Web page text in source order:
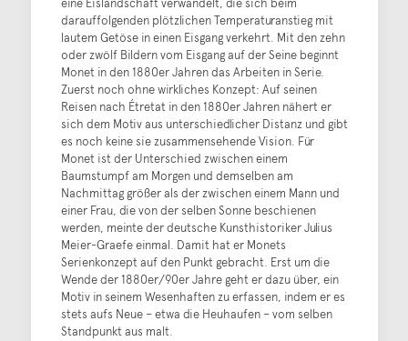
darauffolgenden plötzlichen Temperaturanstieg mit
lautem Getöse in einen Eisgang verkehrt. Mit den zehn
oder zwölf Bildern vom Eisgang auf der Seine beginnt
Monet in den 1880er Jahren das Arbeiten in Serie.
Zuerst noch ohne wirkliches Konzept: Auf seinen
Reisen nach Étretat in den 1880er Jahren nähert er
sich dem Motiv aus unterschiedlicher Distanz und gibt
es noch keine sie zusammensehende Vision. Für
Monet ist der Unterschied zwischen einem
Baumstumpf am Morgen und demselben am
Nachmittag größer als der zwischen einem Mann und
einer Frau, die von der selben Sonne beschienen
werden, meinte der deutsche Kunsthistoriker Julius
Meier-Graefe einmal. Damit hat er Monets
Serienkonzept auf den Punkt gebracht. Erst um die
Wende der 1880er/90er Jahre geht er dazu über, ein
Motiv in seinem Wesenhaften zu erfassen, indem er es
stets aufs Neue – etwa die Heuhaufen – vom selben
Standpunkt aus malt.